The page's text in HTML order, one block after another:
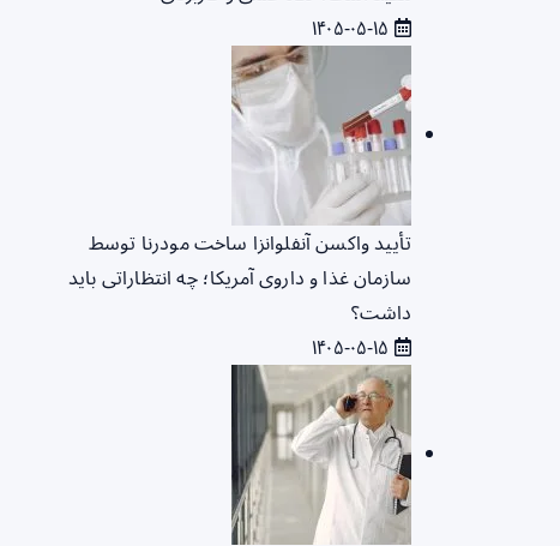
تأیید واکسن آنفلوانزا ساخت مودرنا توسط
سازمان غذا و داروی آمریکا؛ چه انتظاراتی باید
داشت؟